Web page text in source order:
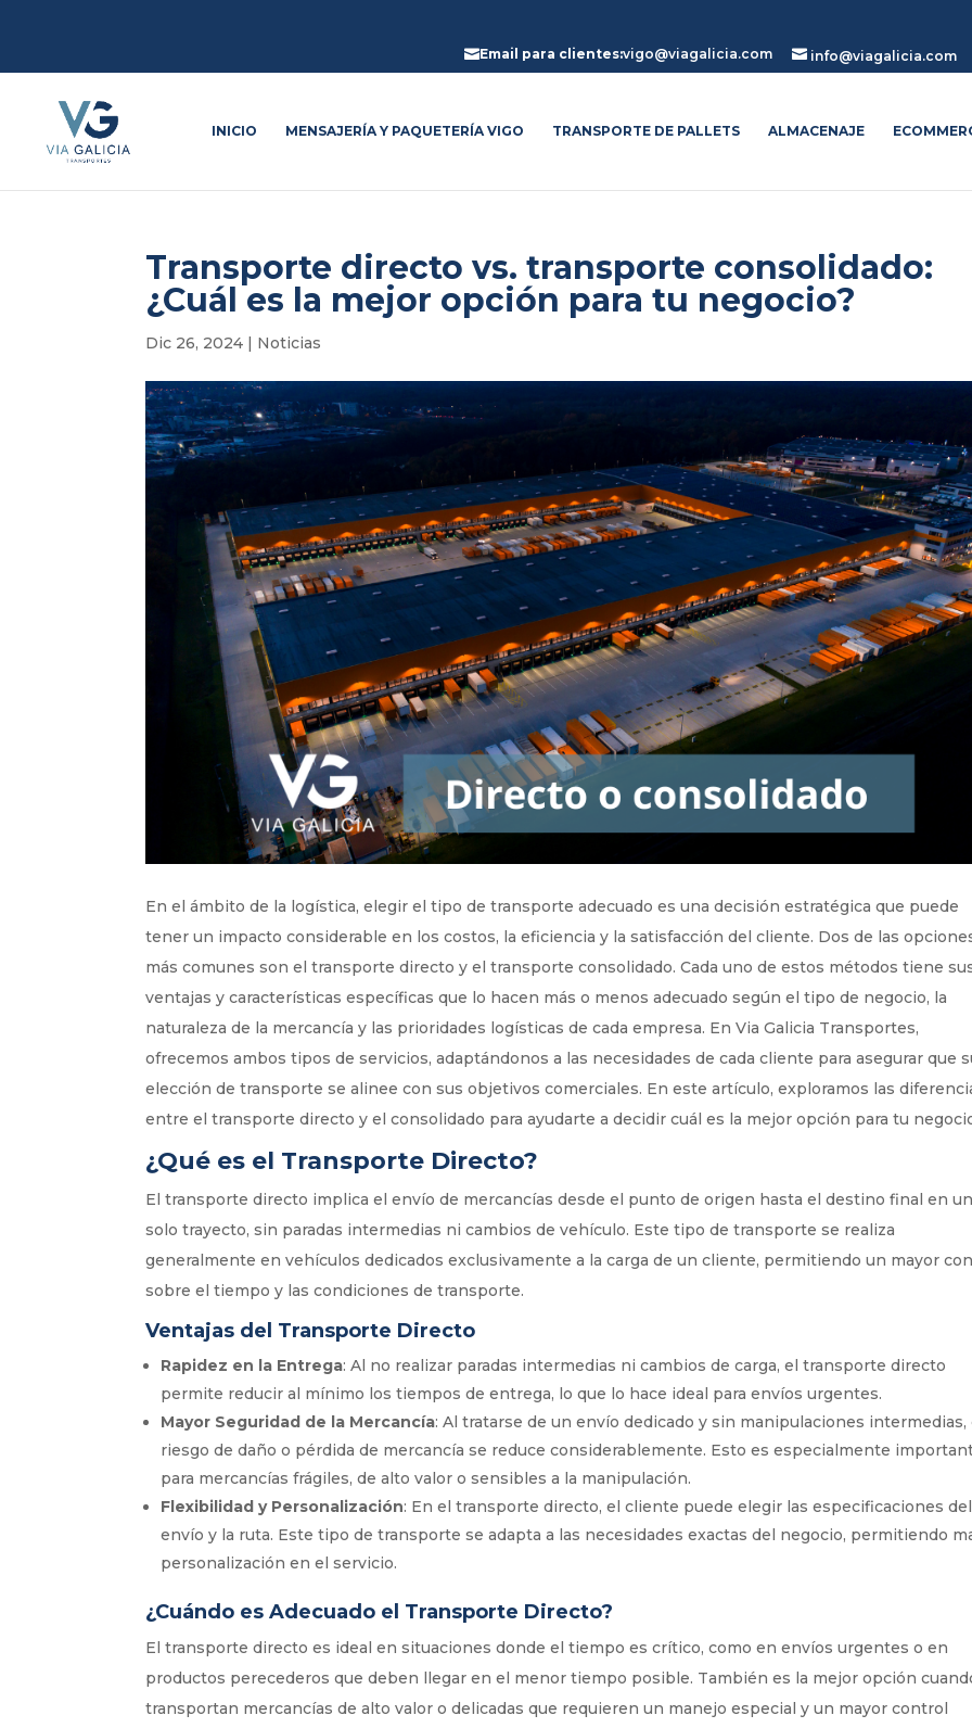
Email para clientes:vigo@viagalicia.com  info@viagalicia.com
INICIO MENSAJERÍA Y PAQUETERÍA VIGO TRANSPORTE DE PALLETS ALMACENAJE
Transporte directo vs. transporte consolidado:
¿Cuál es la mejor opción para tu negocio?
Dic 26, 2024 | Noticias
En el ámbito de la logística, elegir el tipo de transporte adecuado es una decisión estratégica que puede
tener un impacto considerable en los costos, la eficiencia y la satisfacción del cliente. Dos de las
más comunes son el transporte directo y el transporte consolidado. Cada uno de estos métodos tiene
ventajas y características específicas que lo hacen más o menos adecuado según el tipo de negocio, la
naturaleza de la mercancía y las prioridades logísticas de cada empresa. En Via Galicia Transportes,
ofrecemos ambos tipos de servicios, adaptándonos a las necesidades de cada cliente para asegurar que
elección de transporte se alinee con sus objetivos comerciales. En este artículo, exploramos las
entre el transporte directo y el consolidado para ayudarte a decidir cuál es la mejor opción para tu
¿Qué es el Transporte Directo?
El transporte directo implica el envío de mercancías desde el punto de origen hasta el destino final en
solo trayecto, sin paradas intermedias ni cambios de vehículo. Este tipo de transporte se realiza
generalmente en vehículos dedicados exclusivamente a la carga de un cliente, permitiendo un mayor
sobre el tiempo y las condiciones de transporte.
Ventajas del Transporte Directo
Rapidez en la Entrega: Al no realizar paradas intermedias ni cambios de carga, el transporte directo
permite reducir al mínimo los tiempos de entrega, lo que lo hace ideal para envíos urgentes.
Mayor Seguridad de la Mercancía: Al tratarse de un envío dedicado y sin manipulaciones intermedias,
riesgo de daño o pérdida de mercancía se reduce considerablemente. Esto es especialmente
para mercancías frágiles, de alto valor o sensibles a la manipulación.
Flexibilidad y Personalización: En el transporte directo, el cliente puede elegir las especificaciones del
envío y la ruta. Este tipo de transporte se adapta a las necesidades exactas del negocio, permitiendo
personalización en el servicio.
¿Cuándo es Adecuado el Transporte Directo?
El transporte directo es ideal en situaciones donde el tiempo es crítico, como en envíos urgentes o en
productos perecederos que deben llegar en el menor tiempo posible. También es la mejor opción
transportan mercancías de alto valor o delicadas que requieren un manejo especial y un mayor control